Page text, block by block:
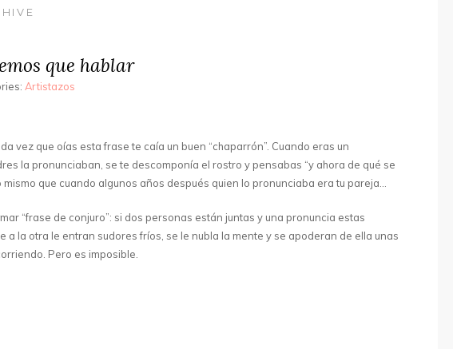
que hablar
Artistazos
vez que oías esta frase te caía un buen “chaparrón”. Cuando eras un
la pronunciaban, se te descomponía el rostro y pensabas “y ahora de qué se
mismo que cuando algunos años después quien lo pronunciaba era tu pareja…
“frase de conjuro”: si dos personas están juntas y una pronuncia estas
a la otra le entran sudores fríos, se le nubla la mente y se apoderan de ella unas
Pero es imposible.